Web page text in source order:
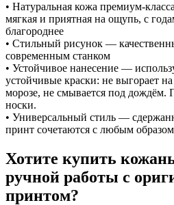
• Натуральная кожа премиум-
мягкая и приятная на ощупь, с
благороднее
• Стильный рисунок —
современным станком
• Устойчивое нанесение —
устойчивые краски: не выгорает на
морозе, не смывается под дождём.
носки.
• Универсальный стиль —
принт сочетаются с любым образом
Хотите купить
ручной работы с
принтом?